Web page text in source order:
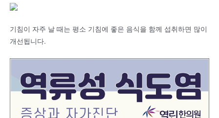
기침이 자주 날 때는 평소 기침에 좋은 음식을 함께 섭취하면 많이
개선됩니다.